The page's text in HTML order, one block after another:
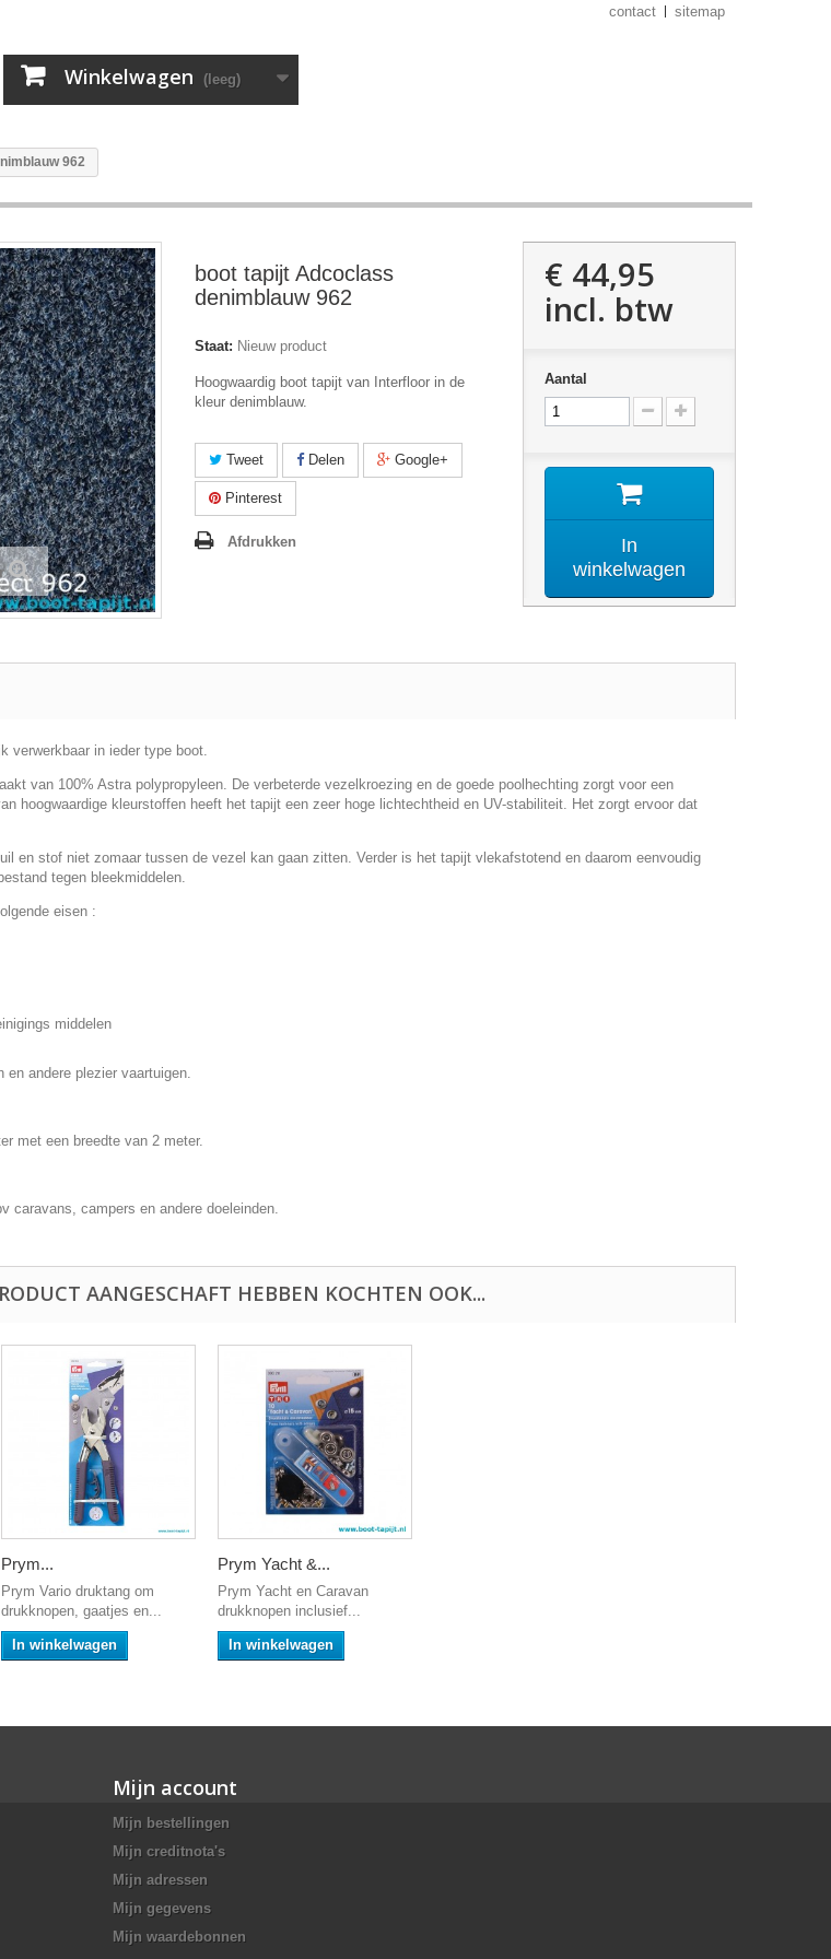
Winkelwagen (leeg)
contact sitemap
962
boot tapijt Adcoclass
denimblauw 962
Staat: Nieuw product
Hoogwaardig boot tapijt van Interfloor in de
kleur denimblauw.
Tweet Delen Google+
Pinterest
Afdrukken
€ 44,95
incl. btw
Aantal
In
winkelwagen
verwerkbaar in ieder type boot.
van 100% Astra polypropyleen. De verbeterde vezelkroezing en de goede poolhechting zorgt voor een
hoogwaardige kleurstoffen heeft het tapijt een zeer hoge lichtechtheid en UV-stabiliteit. Het zorgt ervoor dat
en stof niet zomaar tussen de vezel kan gaan zitten. Verder is het tapijt vlekafstotend en daarom eenvoudig
tegen bleekmiddelen.
eisen :
middelen
en andere plezier vaartuigen.
met een breedte van 2 meter.
caravans, campers en andere doeleinden.
AANGESCHAFT HEBBEN KOCHTEN OOK...
Prym...
Prym Vario druktang om
drukknopen, gaatjes en...
In winkelwagen
Prym Yacht &...
Prym Yacht en Caravan
drukknopen inclusief...
In winkelwagen
Mijn account
Mijn bestellingen
Mijn creditnota's
Mijn adressen
Mijn gegevens
Mijn waardebonnen